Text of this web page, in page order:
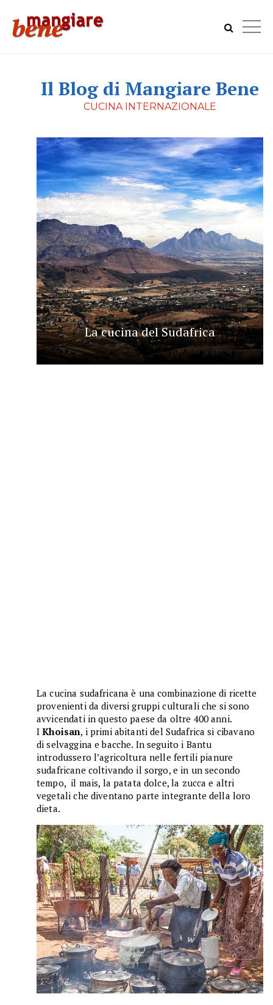
Il Blog di Mangiare Bene
CUCINA INTERNAZIONALE
La cucina del Sudafrica
La cucina sudafricana è una combinazione di ricette
provenienti da diversi gruppi culturali che si sono
avvicendati in questo paese da oltre 400 anni.
IKhoisan, i primi abitanti del Sudafrica si cibavano
di selvaggina e bacche. In seguito i Bantu
introdussero l’agricoltura nelle fertili pianure
sudafricane coltivando il sorgo, e in un secondo
tempo, il mais, la patata dolce, la zucca e altri
vegetali che diventano parte integrante della loro
dieta.